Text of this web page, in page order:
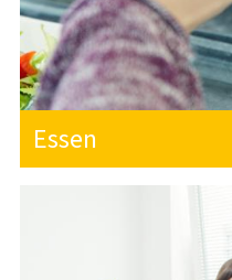
SOZIAL- UND
BERATUNGSSTELLE
RECHTSBERATUNG
Essen